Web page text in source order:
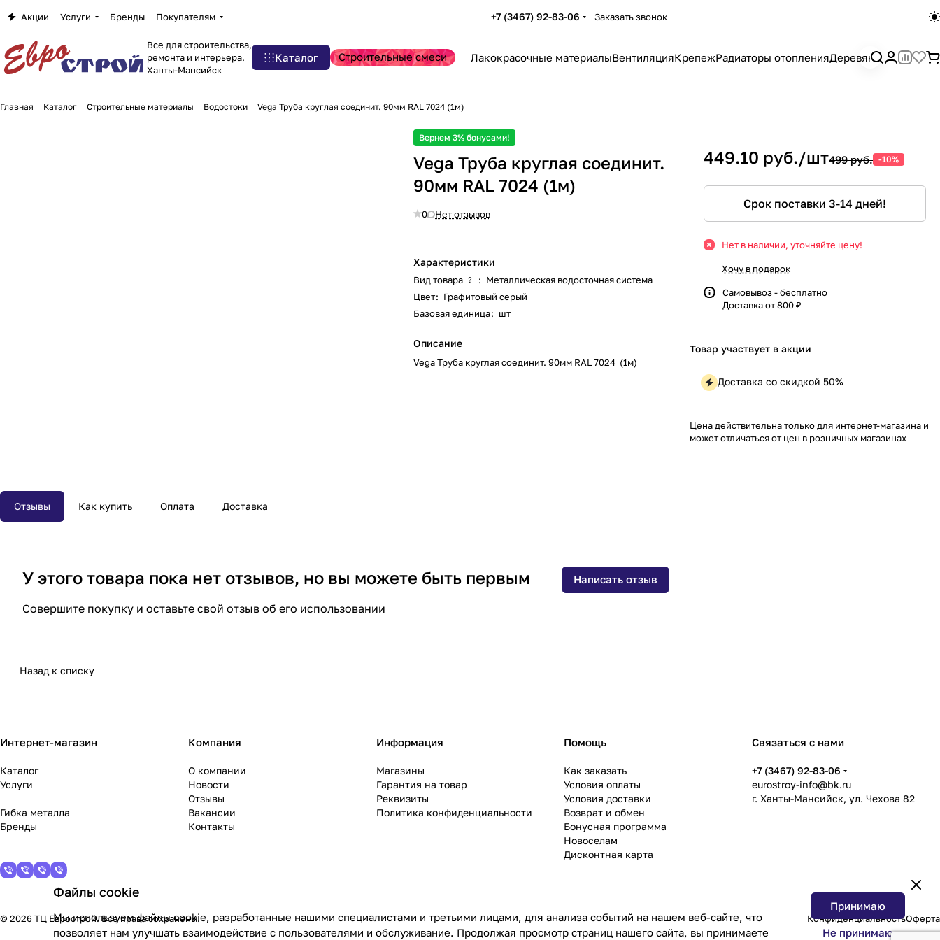
Акции Услуги Бренды Покупателям +7 (3467) 92-83-06 Заказать звонок
Все для строительства,
ремонта и интерьера.
Ханты-Мансийск
Каталог Строительные смеси Лакокрасочные материалыВентиляцияКрепежРадиаторы отопленияДеревянный
Главная Каталог Строительные материалы Водостоки Vega Труба круглая соединит. 90мм RAL 7024 (1м)
Вернем 3% бонусами!
Vega Труба круглая соединит.
90мм RAL 7024 (1м)
0 Нет отзывов
Характеристики
Вид товара ? : Металлическая водосточная система
Цвет: Графитовый серый
Базовая единица: шт
Описание
Vega Труба круглая соединит. 90мм RAL 7024 (1м)
449.10 руб./шт499 руб. -10%
Срок поставки 3-14 дней!
Нет в наличии, уточняйте цену!
Хочу в подарок
Самовывоз - бесплатно
Доставка от 800 ₽
Товар участвует в акции
Доставка со скидкой 50%
Цена действительна только для интернет-магазина и
может отличаться от цен в розничных магазинах
Отзывы Как купить Оплата Доставка
У этого товара пока нет отзывов, но вы можете быть первым
Совершите покупку и оставьте свой отзыв об его использовании
Написать отзыв
Назад к списку
Интернет-магазин
Каталог
Услуги
Гибка металла
Бренды
Компания
О компании
Новости
Отзывы
Вакансии
Контакты
Информация
Магазины
Гарантия на товар
Реквизиты
Политика конфиденциальности
Помощь
Как заказать
Условия оплаты
Условия доставки
Возврат и обмен
Бонусная программа
Новоселам
Дисконтная карта
Связаться с нами
+7 (3467) 92-83-06
eurostroy-info@bk.ru
г. Ханты-Мансийск, ул. Чехова 82
© 2026 ТЦ Еврострой. Все права сохранены. КонфиденциальностьОферта
Файлы cookie
Мы используем файлы cookie, разработанные нашими специалистами и третьими лицами, для анализа событий на нашем веб-сайте, что
позволяет нам улучшать взаимодействие с пользователями и обслуживание. Продолжая просмотр страниц нашего сайта, вы принимаете
Принимаю
Не принимаю